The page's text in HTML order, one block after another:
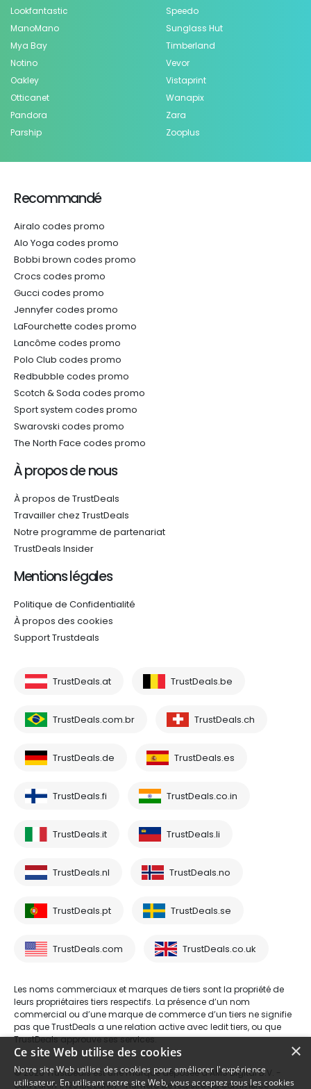
Lookfantastic
ManoMano
Mya Bay
Notino
Oakley
Otticanet
Pandora
Parship
Speedo
Sunglass Hut
Timberland
Vevor
Vistaprint
Wanapix
Zara
Zooplus
Recommandé
Airalo codes promo
Alo Yoga codes promo
Bobbi brown codes promo
Crocs codes promo
Gucci codes promo
Jennyfer codes promo
LaFourchette codes promo
Lancôme codes promo
Polo Club codes promo
Redbubble codes promo
Scotch & Soda codes promo
Sport system codes promo
Swarovski codes promo
The North Face codes promo
À propos de nous
À propos de TrustDeals
Travailler chez TrustDeals
Notre programme de partenariat
TrustDeals Insider
Mentions légales
Politique de Confidentialité
À propos des cookies
Support Trustdeals
TrustDeals.at TrustDeals.be
TrustDeals.com.br TrustDeals.ch
TrustDeals.de TrustDeals.es
TrustDeals.fi TrustDeals.co.in
TrustDeals.it TrustDeals.li
TrustDeals.nl TrustDeals.no
TrustDeals.pt TrustDeals.se
TrustDeals.com TrustDeals.co.uk
Les noms commerciaux et marques de tiers sont la propriété de
leurs propriétaires tiers respectifs. La présence d’un nom
commercial ou d’une marque de commerce d’un tiers ne signifie
pas que TrustDeals a une relation active avec ledit tiers, ou que
TrustDeals approuve ses services.
© 2026 TrustDeals est une marque déposée d’AMS Digital B.V. -
Oud Laren 1, 1251BL, Laren - numéro de registre du commerce
×
Ce site Web utilise des cookies
Notre site Web utilise des cookies pour améliorer l'expérience
utilisateur. En utilisant notre site Web, vous acceptez tous les cookies